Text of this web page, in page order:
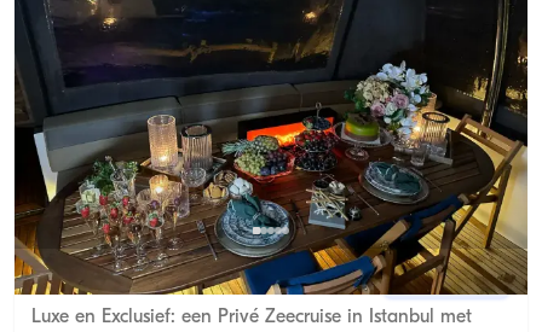
Bebek, İstanbul Nieuwe boot
Luxe en Exclusief: een Privé Zeecruise in Istanbul met